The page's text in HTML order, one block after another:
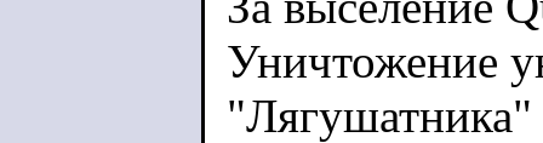
Уничтожение
"Лягушатника"